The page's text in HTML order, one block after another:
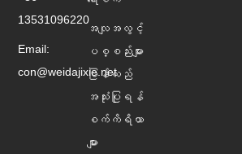
အလျအလွင့်
ပစ္စည်းများ
ပြန်လည်
အသုံးပြုရန်
စက်ကိရိယာ
များ
13531096220
Email:
con@weidajixie.net